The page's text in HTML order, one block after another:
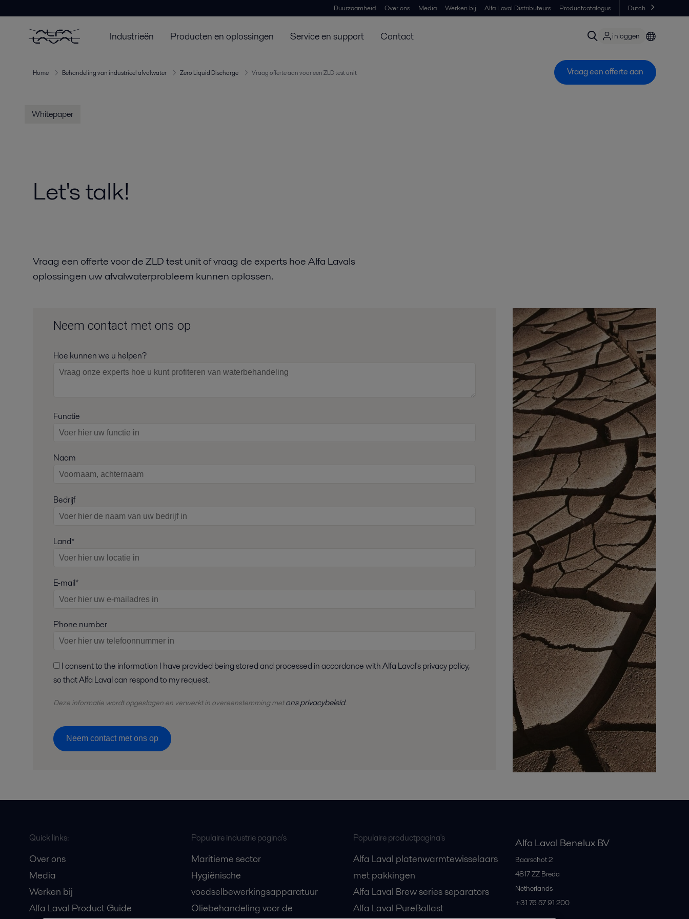
Duurzaamheid Over ons Media Werken bij Alfa Laval Distributeurs Productcatalogus Dutch
Industrieën Producten en oplossingen Service en support Contact inloggen
Home Behandeling van industrieel afvalwater Zero Liquid Discharge Vraag offerte aan voor een ZLD test unit Vraag een offerte aan
Whitepaper
Let's talk!
Vraag een offerte voor de ZLD test unit of vraag de experts hoe Alfa Lavals
oplossingen uw afvalwaterprobleem kunnen oplossen.
Neem contact met ons op
Hoe kunnen we u helpen?
Functie
Naam
Bedrijf
Land*
E-mail*
Phone number
so that Alfa Laval can respond to my request.
Deze informatie wordt opgeslagen en verwerktin overeenstemming metons privacybeleid.
Neem contact met ons op
Quick links:
Over ons
Media
Werken bij
Alfa Laval Product Guide
Populaire industrie pagina's
Maritieme sector
Hygiënische
voedselbewerkingsapparatuur
Oliebehandeling voor de
Populaire productpagina's
Alfa Laval platenwarmtewisselaars
met pakkingen
Alfa Laval Brew series separators
Alfa Laval PureBallast
Alfa Laval Benelux BV
Baarschot 2
4817 ZZ Breda
Netherlands
+31 76 57 91 200